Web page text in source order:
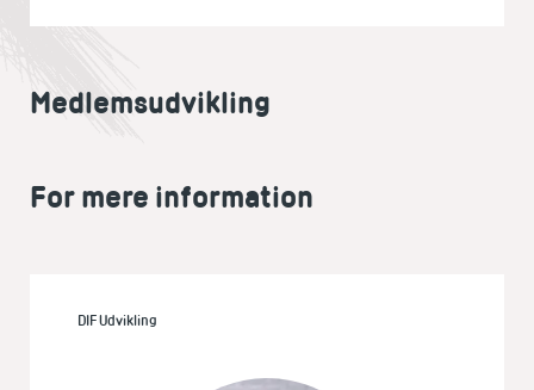
Medlemsudvikling
For mere information
DIF Udvikling